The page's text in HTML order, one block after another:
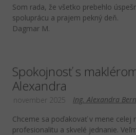
Som rada, že všetko prebehlo
spoluprácu a prajem pekný deň.
Dagmar M.
Spokojnosť s
Alexandra
Ing. Alexandra
november 2025
Chceme sa poďakovať v mene celej
profesionalitu a skvelé jednanie.